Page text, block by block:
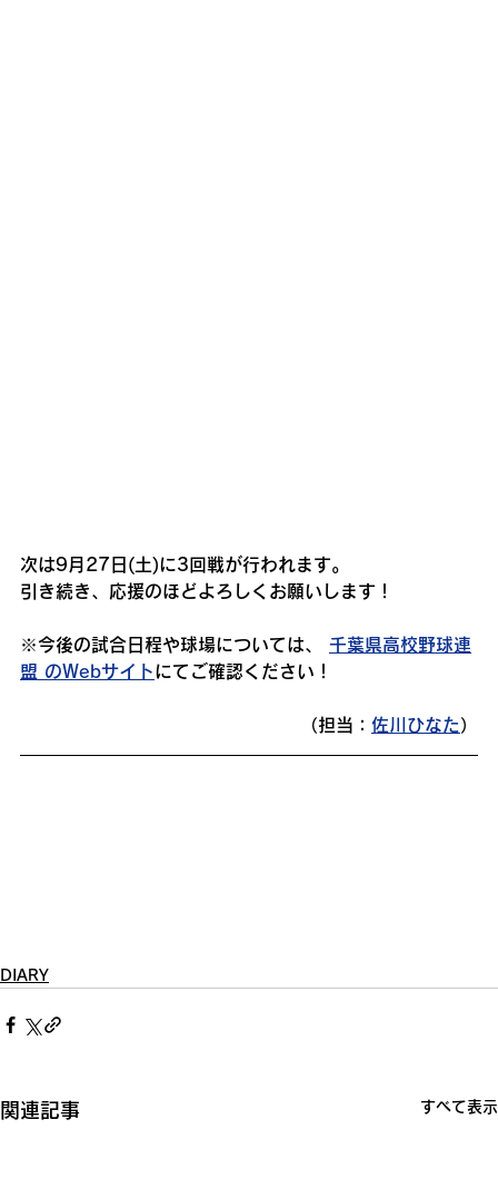
次は9月27日(土)に3回戦が行われます。
引き続き、応援のほどよろしくお願いします！
※今後の試合日程や球場については、 千葉県高校野球連
盟 のWebサイトにてご確認ください！
（担当： 佐川ひなた）
DIARY
関連記事 すべて表示